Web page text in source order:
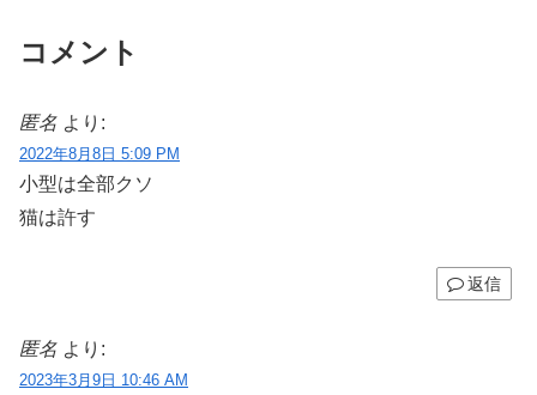
コメント
匿名 より:
2022年8月8日 5:09 PM
小型は全部クソ
猫は許す
返信
匿名 より:
2023年3月9日 10:46 AM